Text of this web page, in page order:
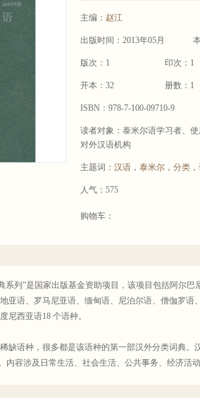
主编： 赵江
出版时间：2013年05月
版次：1 印次：1
开本：32 册数：1
ISBN：978-7-100-09710-9
读者对象：泰米尔语学习者、
对外汉语机构
主题词： 汉语 ， 泰米尔 ， 分类 ，
人气：575
购物车：
列”是国家出版基金资助项目，该项目包括阿尔巴
亚语、罗马尼亚语、缅甸语、尼泊尔语、僧伽罗语
尼西亚语18 个语种。
语种，很多都是该语种的第一部汉外分类词典。
内容涉及日常生活、社会生活、公共事务、经济活
引，兼备汉外双语辞书的功能。